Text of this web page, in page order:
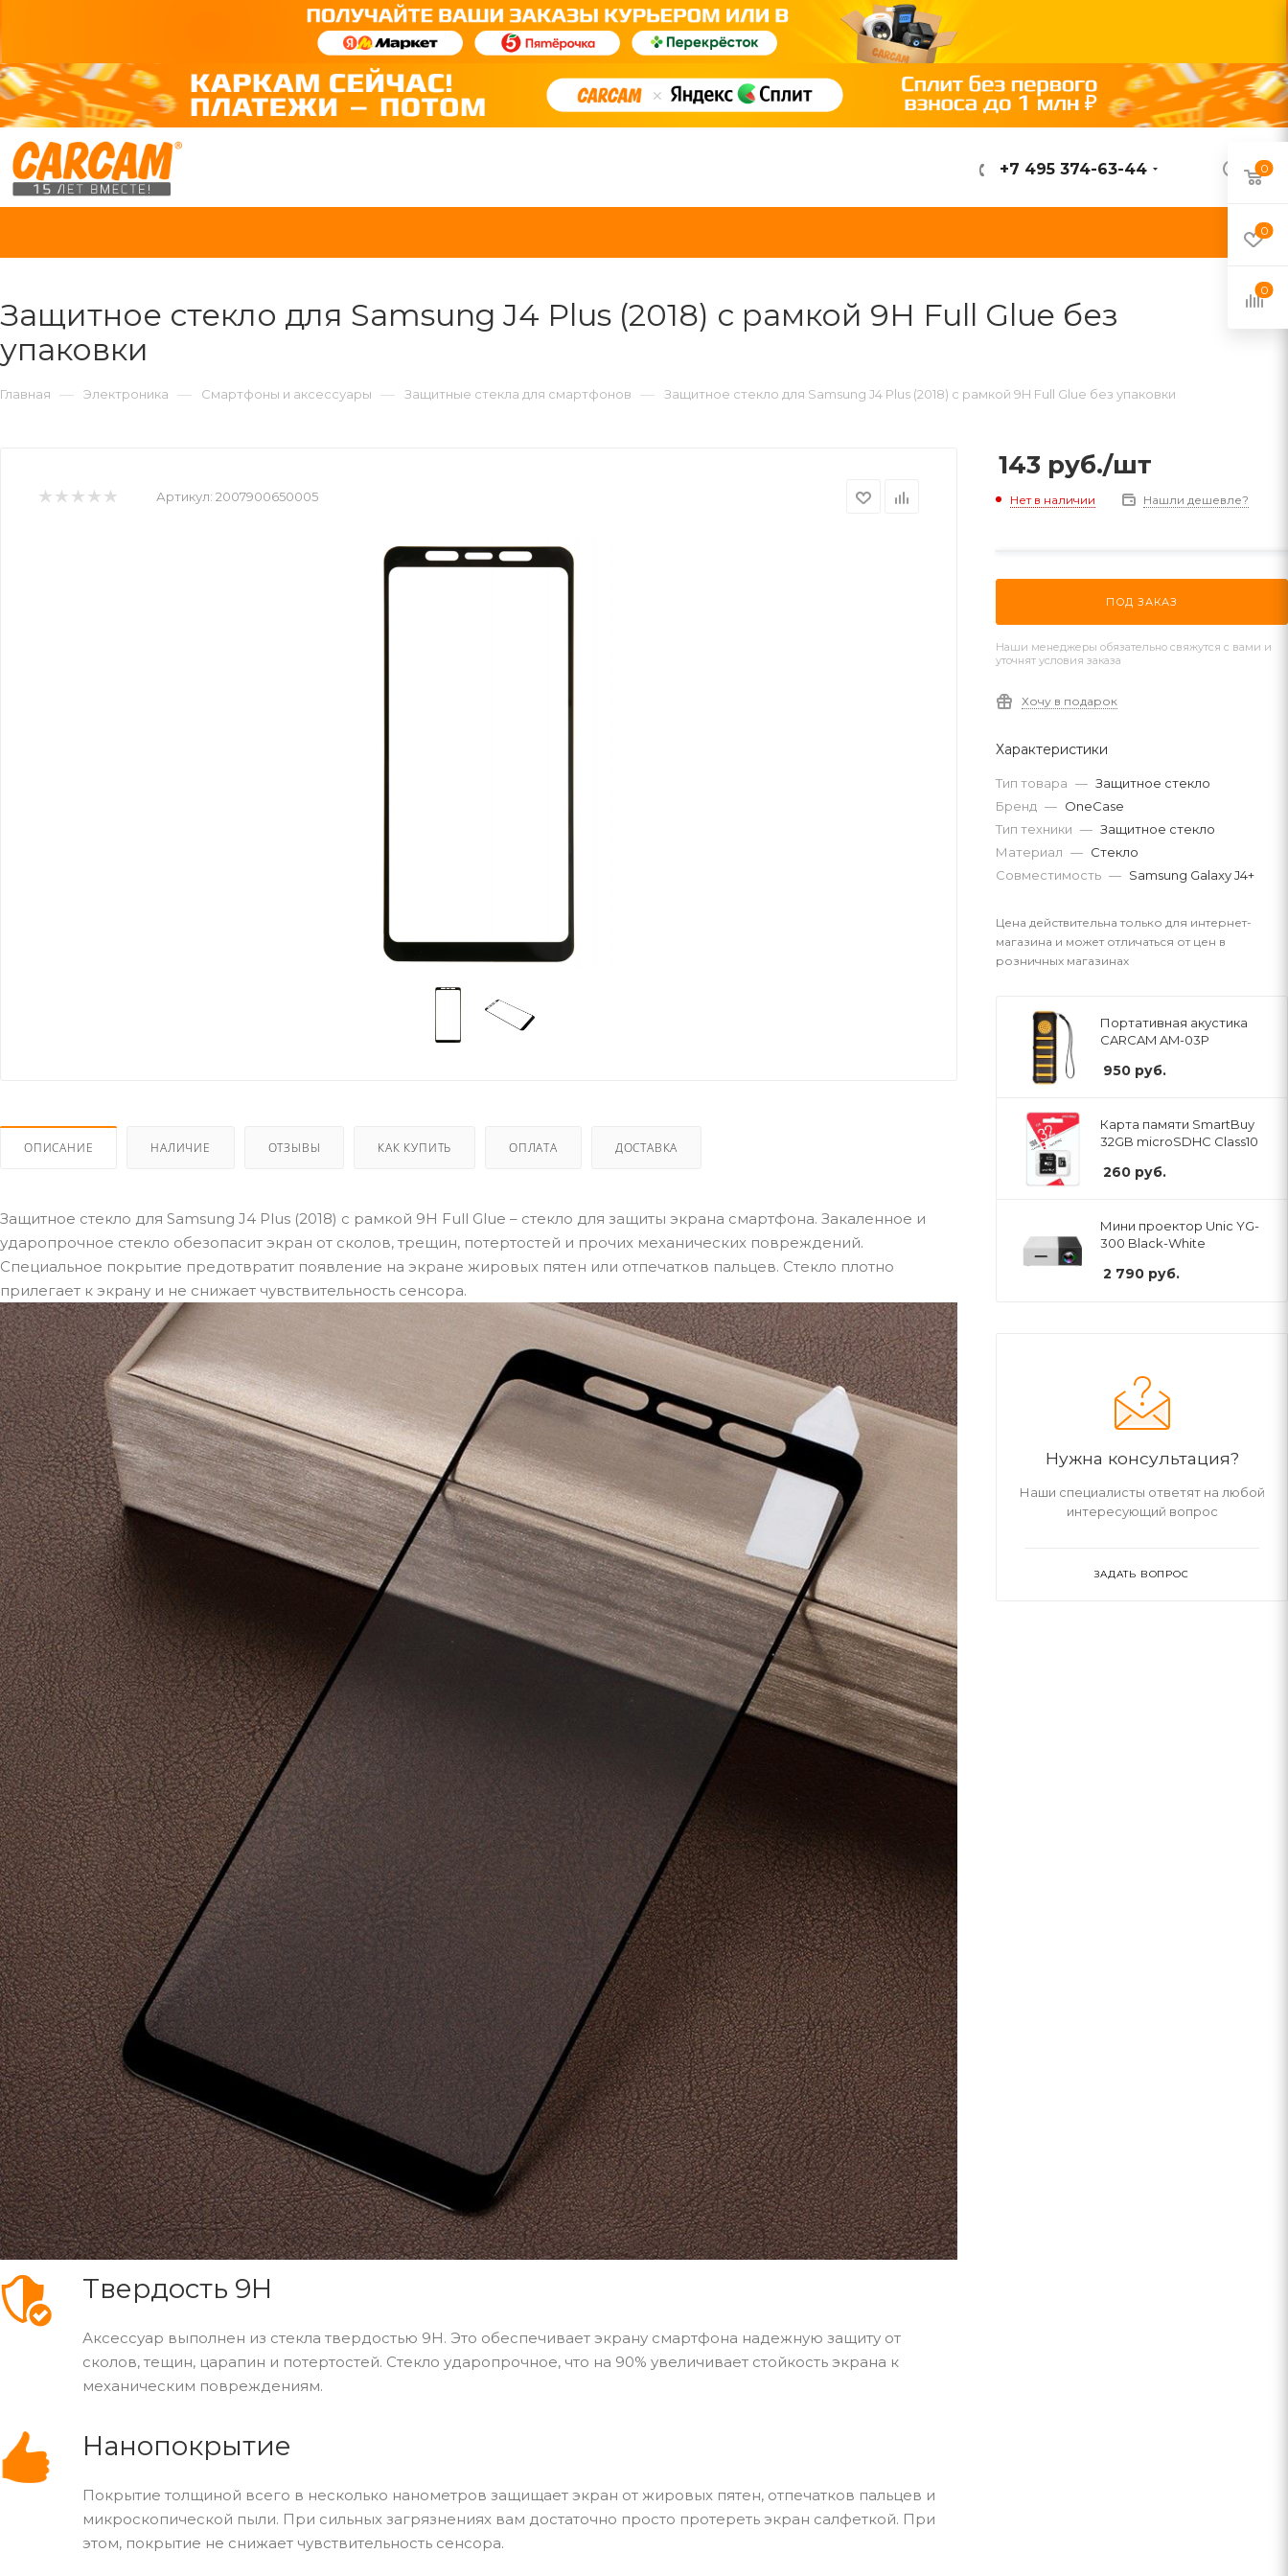
ВОЙТИ
+7 495 374-63-44
Защитное стекло для Samsung J4 Plus (2018) с рамкой 9H Full Glue без
упаковки
Главная — Электроника — Смартфоны и аксессуары — Защитные стекла для смартфонов — Защитное стекло для Samsung J4 Plus (2018) с рамкой 9H Full Glue без упаковки
Артикул: 2007900650005
ОПИСАНИЕ НАЛИЧИЕ ОТЗЫВЫ КАК КУПИТЬ ОПЛАТА ДОСТАВКА
Защитное стекло для Samsung J4 Plus (2018) с рамкой 9H Full Glue – стекло для защиты экрана смартфона. Закаленное и
ударопрочное стекло обезопасит экран от сколов, трещин, потертостей и прочих механических повреждений.
Специальное покрытие предотвратит появление на экране жировых пятен или отпечатков пальцев. Стекло плотно
прилегает к экрану и не снижает чувствительность сенсора.
Твердость 9H
Аксессуар выполнен из стекла твердостью 9H. Это обеспечивает экрану смартфона надежную защиту от
сколов, тещин, царапин и потертостей. Стекло ударопрочное, что на 90% увеличивает стойкость экрана к
механическим повреждениям.
Нанопокрытие
Покрытие толщиной всего в несколько нанометров защищает экран от жировых пятен, отпечатков пальцев и
микроскопической пыли. При сильных загрязнениях вам достаточно просто протереть экран салфеткой. При
этом, покрытие не снижает чувствительность сенсора.
143 руб./шт
Нет в наличии Нашли дешевле?
ПОД ЗАКАЗ
Наши менеджеры обязательно свяжутся с вами и
уточнят условия заказа
Хочу в подарок
Характеристики
Тип товара — Защитное стекло
Бренд — OneCase
Тип техники — Защитное стекло
Материал — Стекло
Совместимость — Samsung Galaxy J4+
Цена действительна только для интернет-
магазина и может отличаться от цен в
розничных магазинах
Портативная акустика
CARCAM AM-03P
950 руб.
Карта памяти SmartBuy
32GB microSDHC Class10
260 руб.
Мини проектор Unic YG-
300 Black-White
2 790 руб.
Нужна консультация?
Наши специалисты ответят на любой
интересующий вопрос
ЗАДАТЬ ВОПРОС
0
0
0